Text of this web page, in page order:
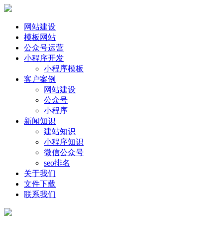
网站建设
模板网站
公众号运营
小程序开发
小程序模板
客户案例
网站建设
公众号
小程序
新闻知识
建站知识
小程序知识
微信公众号
seo排名
关于我们
文件下载
联系我们